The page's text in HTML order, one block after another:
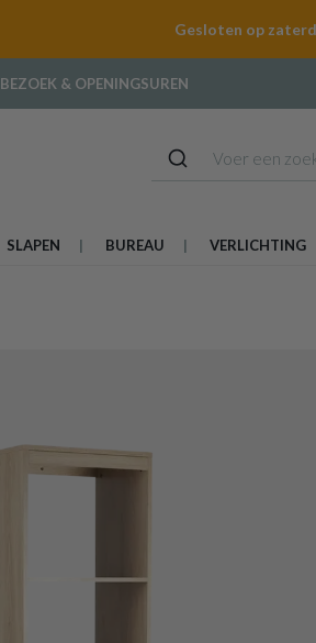
Gesloten op
BEZOEK & OPENINGSUREN
SLAPEN BUREAU VERLICHTING